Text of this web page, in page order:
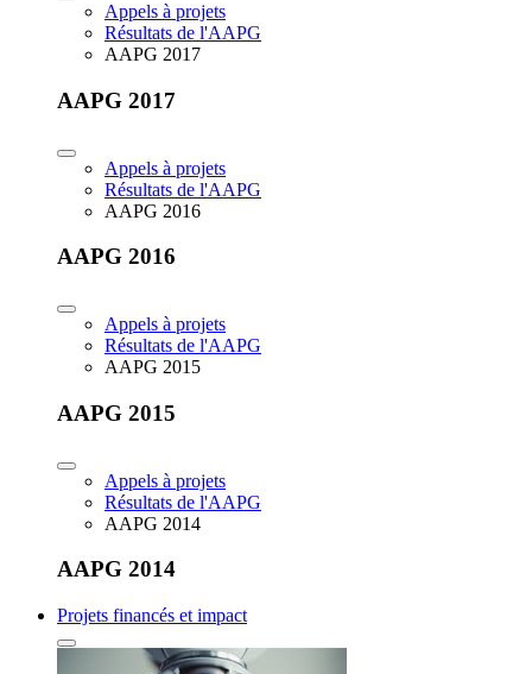
Appels à projets
Résultats de l'AAPG
AAPG 2017
AAPG 2017
Appels à projets
Résultats de l'AAPG
AAPG 2016
AAPG 2016
Appels à projets
Résultats de l'AAPG
AAPG 2015
AAPG 2015
Appels à projets
Résultats de l'AAPG
AAPG 2014
AAPG 2014
Projets financés et impact